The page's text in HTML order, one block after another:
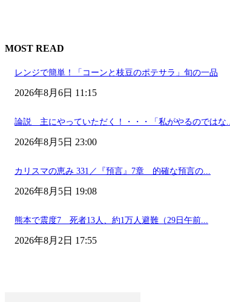
MOST READ
レンジで簡単！「コーンと枝豆のポテサラ」旬の一品
2026年8月6日 11:15
論説 主にやっていただく！・・・「私がやるのではな...
2026年8月5日 23:00
カリスマの恵み 331／『預言』7章 的確な預言の...
2026年8月5日 19:08
熊本で震度7 死者13人、約1万人避難（29日午前...
2026年8月2日 17:55